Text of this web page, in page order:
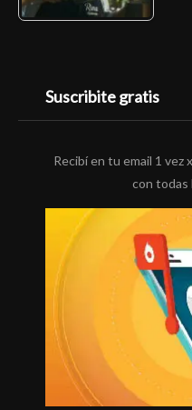
Suscribite gratis
Recibí en tu email 1
con todas